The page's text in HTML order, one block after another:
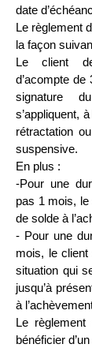
date
Le règlement
la façon
Le client
d’acompte
signature
s’appliquent,
rétractation
suspensive.
En plus :
-Pour une
pas 1 mois,
de solde à
- Pour une
mois, le
situation qui
jusqu’à
à
Le
bénéficier